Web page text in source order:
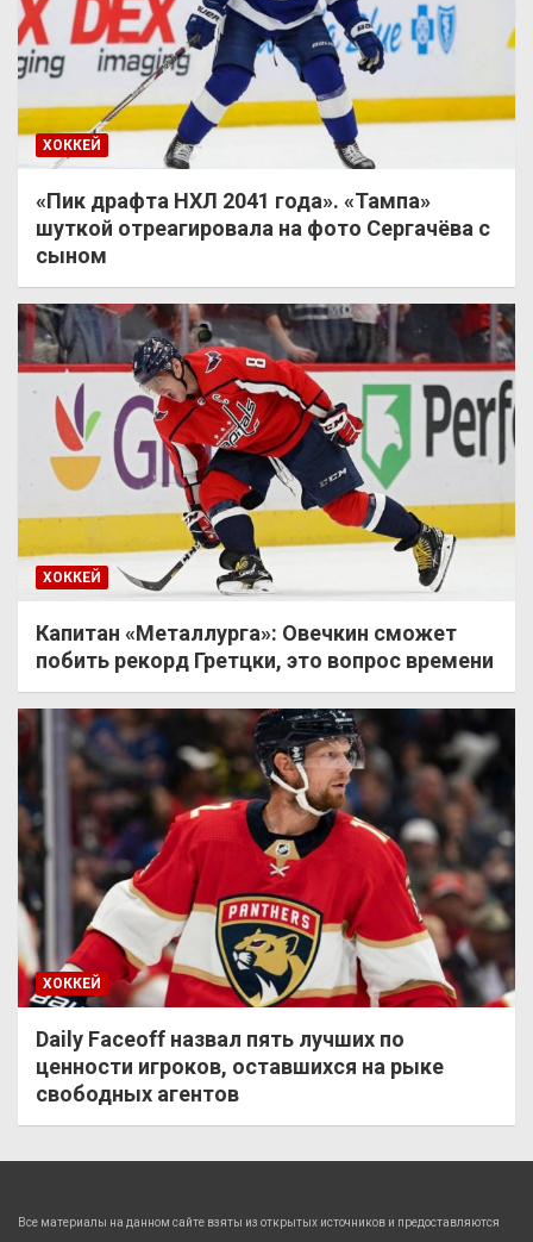
ХОККЕЙ
«Пик драфта НХЛ 2041 года». «Тампа»
шуткой отреагировала на фото Сергачёва с
сыном
ХОККЕЙ
Капитан «Металлурга»: Овечкин сможет
побить рекорд Гретцки, это вопрос времени
ХОККЕЙ
Daily Faceoff назвал пять лучших по
ценности игроков, оставшихся на рыке
свободных агентов
Все материалы на данном сайте взяты из открытых источников и предоставляются